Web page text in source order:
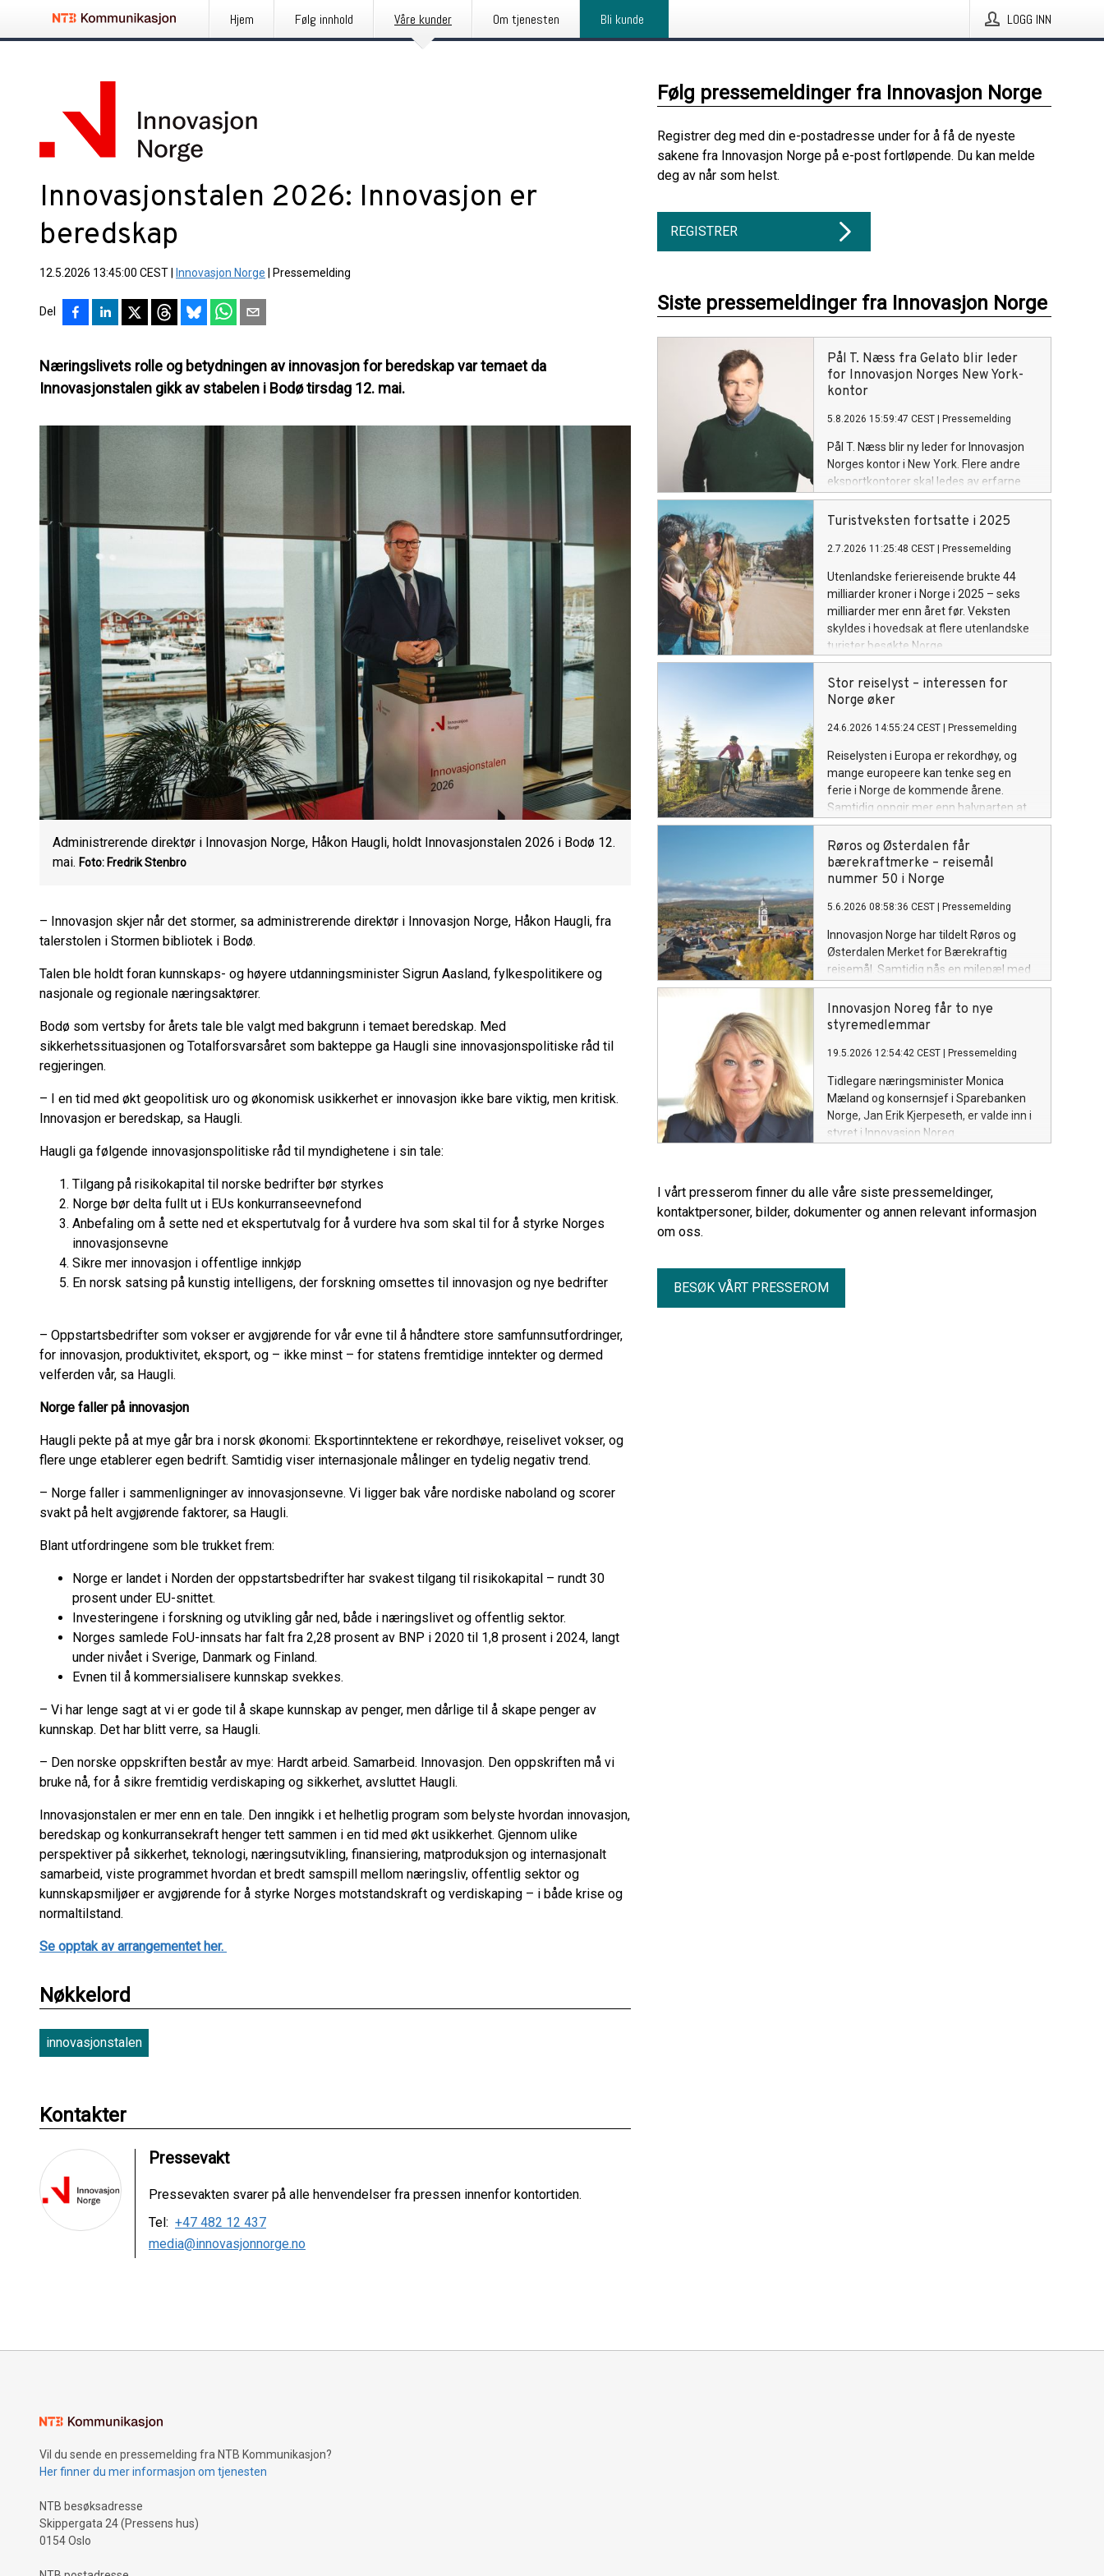
Hjem Følg innhold Våre kunder Om tjenesten Bli kunde LOGG INN
Innovasjonstalen 2026: Innovasjon er
beredskap
12.5.2026 13:45:00 CEST Innovasjon Norge Pressemelding
Del
Næringslivets rolle og betydningen av innovasjon for beredskap var temaet da
Innovasjonstalen gikk av stabelen i Bodø tirsdag 12. mai.
Administrerende direktør i Innovasjon Norge, Håkon Haugli, holdt Innovasjonstalen 2026 i Bodø 12.
mai. Foto: Fredrik Stenbro
– Innovasjon skjer når det stormer, sa administrerende direktør i Innovasjon Norge, Håkon Haugli, fra
talerstolen i Stormen bibliotek i Bodø.
Talen ble holdt foran kunnskaps- og høyere utdanningsminister Sigrun Aasland, fylkespolitikere og
nasjonale og regionale næringsaktører.
Bodø som vertsby for årets tale ble valgt med bakgrunn i temaet beredskap. Med
sikkerhetssituasjonen og Totalforsvarsåret som bakteppe ga Haugli sine innovasjonspolitiske råd til
regjeringen.
– I en tid med økt geopolitisk uro og økonomisk usikkerhet er innovasjon ikke bare viktig, men kritisk.
Innovasjon er beredskap, sa Haugli.
Haugli ga følgende innovasjonspolitiske råd til myndighetene i sin tale:
Tilgang på risikokapital til norske bedrifter bør styrkes
Norge bør delta fullt ut i EUs konkurranseevnefond
Anbefaling om å sette ned et ekspertutvalg for å vurdere hva som skal til for å styrke Norges
innovasjonsevne
Sikre mer innovasjon i offentlige innkjøp
En norsk satsing på kunstig intelligens, der forskning omsettes til innovasjon og nye bedrifter
– Oppstartsbedrifter som vokser er avgjørende for vår evne til å håndtere store samfunnsutfordringer,
for innovasjon, produktivitet, eksport, og – ikke minst – for statens fremtidige inntekter og dermed
velferden vår, sa Haugli.
Norge faller på innovasjon
Haugli pekte på at mye går bra i norsk økonomi: Eksportinntektene er rekordhøye, reiselivet vokser, og
flere unge etablerer egen bedrift. Samtidig viser internasjonale målinger en tydelig negativ trend.
– Norge faller i sammenligninger av innovasjonsevne. Vi ligger bak våre nordiske naboland og scorer
svakt på helt avgjørende faktorer, sa Haugli.
Blant utfordringene som ble trukket frem:
Norge er landet i Norden der oppstartsbedrifter har svakest tilgang til risikokapital – rundt 30
prosent under EU-snittet.
Investeringene i forskning og utvikling går ned, både i næringslivet og offentlig sektor.
Norges samlede FoU-innsats har falt fra 2,28 prosent av BNP i 2020 til 1,8 prosent i 2024, langt
under nivået i Sverige, Danmark og Finland.
Evnen til å kommersialisere kunnskap svekkes.
– Vi har lenge sagt at vi er gode til å skape kunnskap av penger, men dårlige til å skape penger av
kunnskap. Det har blitt verre, sa Haugli.
– Den norske oppskriften består av mye: Hardt arbeid. Samarbeid. Innovasjon. Den oppskriften må vi
bruke nå, for å sikre fremtidig verdiskaping og sikkerhet, avsluttet Haugli.
Innovasjonstalen er mer enn en tale. Den inngikk i et helhetlig program som belyste hvordan innovasjon,
beredskap og konkurransekraft henger tett sammen i en tid med økt usikkerhet. Gjennom ulike
perspektiver på sikkerhet, teknologi, næringsutvikling, finansiering, matproduksjon og internasjonalt
samarbeid, viste programmet hvordan et bredt samspill mellom næringsliv, offentlig sektor og
kunnskapsmiljøer er avgjørende for å styrke Norges motstandskraft og verdiskaping – i både krise og
normaltilstand.
Se opptak av arrangementet her.
Nøkkelord
innovasjonstalen
Kontakter
Pressevakt
Pressevakten svarer på alle henvendelser fra pressen innenfor kontortiden.
Tel: +47 482 12 437
media@innovasjonnorge.no
Følg pressemeldinger fra Innovasjon Norge
Registrer deg med din e-postadresse under for å få de nyeste
sakene fra Innovasjon Norge på e-post fortløpende. Du kan melde
deg av når som helst.
REGISTRER
Siste pressemeldinger fra Innovasjon Norge
Pål T. Næss fra Gelato blir leder
for Innovasjon Norges New York-
kontor
5.8.2026 15:59:47 CEST Pressemelding
Pål T. Næss blir ny leder for Innovasjon
Norges kontor i New York. Flere andre
eksportkontorer skal ledes av erfarne
næringslivsprofiler.
Turistveksten fortsatte i 2025
2.7.2026 11:25:48 CEST Pressemelding
Utenlandske feriereisende brukte 44
milliarder kroner i Norge i 2025 – seks
milliarder mer enn året før. Veksten
skyldes i hovedsak at flere utenlandske
turister besøkte Norge.
Stor reiselyst – interessen for
Norge øker
24.6.2026 14:55:24 CEST Pressemelding
Reiselysten i Europa er rekordhøy, og
mange europeere kan tenke seg en
ferie i Norge de kommende årene.
Samtidig oppgir mer enn halvparten at
økonomisk eller politisk uro påvirker
ferieplanene deres.
Røros og Østerdalen får
bærekraftmerke – reisemål
nummer 50 i Norge
5.6.2026 08:58:36 CEST Pressemelding
Innovasjon Norge har tildelt Røros og
Østerdalen Merket for Bærekraftig
reisemål. Samtidig nås en milepæl med
reisemål nummer 50 i den nasjonale
merkeordningen.
Innovasjon Noreg får to nye
styremedlemmar
19.5.2026 12:54:42 CEST Pressemelding
Tidlegare næringsminister Monica
Mæland og konsernsjef i Sparebanken
Norge, Jan Erik Kjerpeseth, er valde inn i
styret i Innovasjon Noreg.
I vårt presserom finner du alle våre siste pressemeldinger,
kontaktpersoner, bilder, dokumenter og annen relevant informasjon
om oss.
BESØK VÅRT PRESSEROM
Vil du sende en pressemelding fra NTB Kommunikasjon?
Her finner du mer informasjon om tjenesten
NTB besøksadresse
Skippergata 24 (Pressens hus)
0154 Oslo